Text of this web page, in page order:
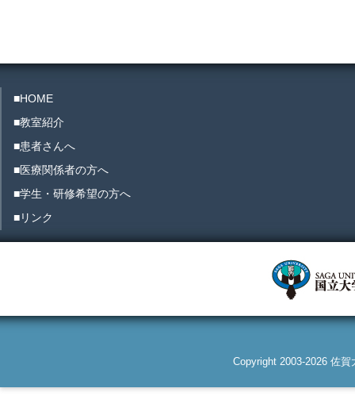
■HOME
■教室紹介
■患者さんへ
■医療関係者の方へ
■学生・研修希望の方へ
■リンク
Copyright 2003-2026 佐